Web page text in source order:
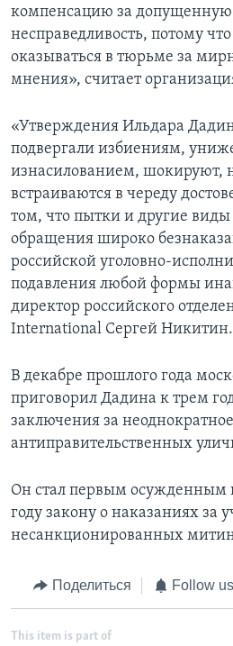
компенсацию за
несправедливость, потому
оказываться в тюрьме за
мнения», считает
«Утверждения Ильдара
подвергали избиениям,
изнасилованием, шокируют,
встраиваются в череду
том, что пытки и другие виды
обращения широко
российской уголовно-
подавления любой формы
директор российского
International Сергей Никитин.
В декабре прошлого года
приговорил Дадина к трем
заключения за
антиправительственных
Он стал первым осужденным
году закону о наказаниях за
несанкционированных
Поделиться Follow us
This item is part of